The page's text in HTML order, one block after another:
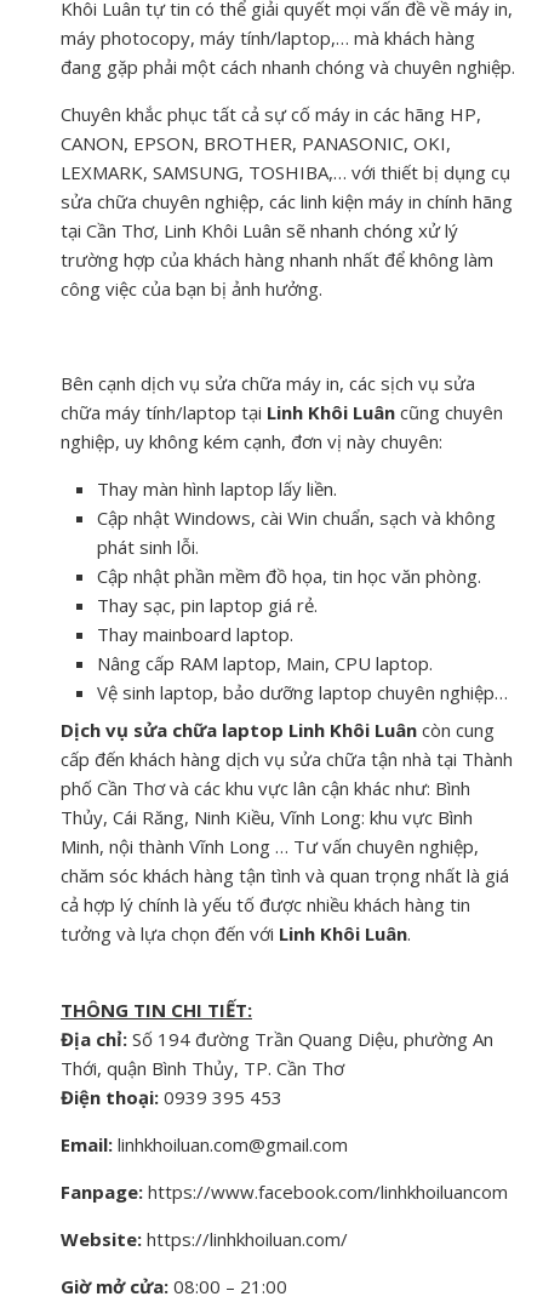
Khôi Luân tự tin có thể giải quyết mọi vấn đề về máy in,
máy photocopy, máy tính/laptop,… mà khách hàng
đang gặp phải một cách nhanh chóng và chuyên nghiệp.
Chuyên khắc phục tất cả sự cố máy in các hãng HP,
CANON, EPSON, BROTHER, PANASONIC, OKI,
LEXMARK, SAMSUNG, TOSHIBA,… với thiết bị dụng cụ
sửa chữa chuyên nghiệp, các linh kiện máy in chính hãng
tại Cần Thơ, Linh Khôi Luân sẽ nhanh chóng xử lý
trường hợp của khách hàng nhanh nhất để không làm
công việc của bạn bị ảnh hưởng.
Bên cạnh dịch vụ sửa chữa máy in, các sịch vụ sửa
chữa máy tính/laptop tại Linh Khôi Luân cũng chuyên
nghiệp, uy không kém cạnh, đơn vị này chuyên:
Thay màn hình laptop lấy liền.
Cập nhật Windows, cài Win chuẩn, sạch và không
phát sinh lỗi.
Cập nhật phần mềm đồ họa, tin học văn phòng.
Thay sạc, pin laptop giá rẻ.
Thay mainboard laptop.
Nâng cấp RAM laptop, Main, CPU laptop.
Vệ sinh laptop, bảo dưỡng laptop chuyên nghiệp…
Dịch vụ sửa chữa laptop Linh Khôi Luân còn cung
cấp đến khách hàng dịch vụ sửa chữa tận nhà tại Thành
phố Cần Thơ và các khu vực lân cận khác như: Bình
Thủy, Cái Răng, Ninh Kiều, Vĩnh Long: khu vực Bình
Minh, nội thành Vĩnh Long … Tư vấn chuyên nghiệp,
chăm sóc khách hàng tận tình và quan trọng nhất là giá
cả hợp lý chính là yếu tố được nhiều khách hàng tin
tưởng và lựa chọn đến với Linh Khôi Luân.
THÔNG TIN CHI TIẾT:
Địa chỉ: Số 194 đường Trần Quang Diệu, phường An
Thới, quận Bình Thủy, TP. Cần Thơ
Điện thoại: 0939 395 453
Email: linhkhoiluan.com@gmail.com
Fanpage: https://www.facebook.com/linhkhoiluancom
Website: https://linhkhoiluan.com/
Giờ mở cửa: 08:00 – 21:00